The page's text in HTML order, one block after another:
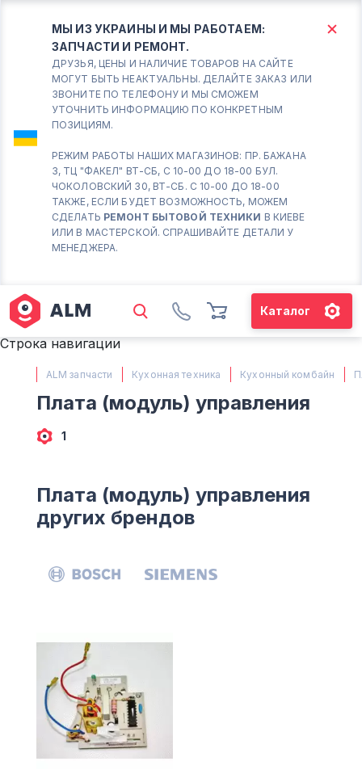
МЫ ИЗ УКРАИНЫ И МЫ РАБОТАЕМ:
ЗАПЧАСТИ И РЕМОНТ.
ДРУЗЬЯ, ЦЕНЫ И НАЛИЧИЕ ТОВАРОВ НА САЙТЕ
МОГУТ БЫТЬ НЕАКТУАЛЬНЫ. ДЕЛАЙТЕ ЗАКАЗ ИЛИ
ЗВОНИТЕ ПО ТЕЛЕФОНУ И МЫ СМОЖЕМ
УТОЧНИТЬ ИНФОРМАЦИЮ ПО КОНКРЕТНЫМ
ПОЗИЦИЯМ.
РЕЖИМ РАБОТЫ НАШИХ МАГАЗИНОВ: ПР. БАЖАНА
3, ТЦ "ФАКЕЛ" ВТ-СБ, С 10-00 ДО 18-00 БУЛ.
ЧОКОЛОВСКИЙ 30, ВТ-СБ. С 10-00 ДО 18-00
ТАКЖЕ, ЕСЛИ БУДЕТ ВОЗМОЖНОСТЬ, МОЖЕМ
СДЕЛАТЬ РЕМОНТ БЫТОВОЙ ТЕХНИКИ В КИЕВЕ
ИЛИ В МАСТЕРСКОЙ. СПРАШИВАЙТЕ ДЕТАЛИ У
МЕНЕДЖЕРА.
Каталог
КИЕВ БОРИСПОЛЬ
Вт.- Сб.
10:00 - 18:00
Соломенский район - ВТ-
СБ. с 10-00 до 18-00
(098) 672 76 42
(063) 722 37 14
М. ХАРЬКОВСКАЯ - ВТ-СБ, С
(067) 385 27 70
(063) 527 27 00
(044) 332 76 42
КАРТА
Строка навигации
ALM запчасти Кухонная техника Кухонный комбайн
Плата (модуль) управления
1
Плата (модуль) управления
других брендов